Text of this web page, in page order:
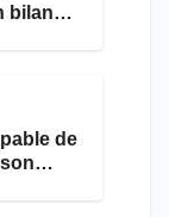
bilan
de